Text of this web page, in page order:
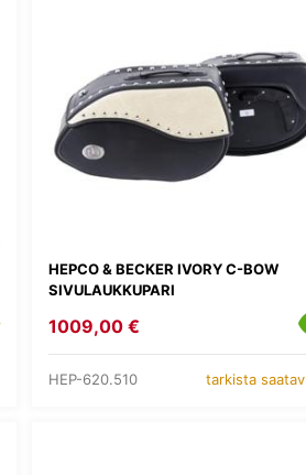
HEPCO & BECKER IVORY C-BOW
SIVULAUKKUPARI
1009,00 €
HEP-620.510 tarkista